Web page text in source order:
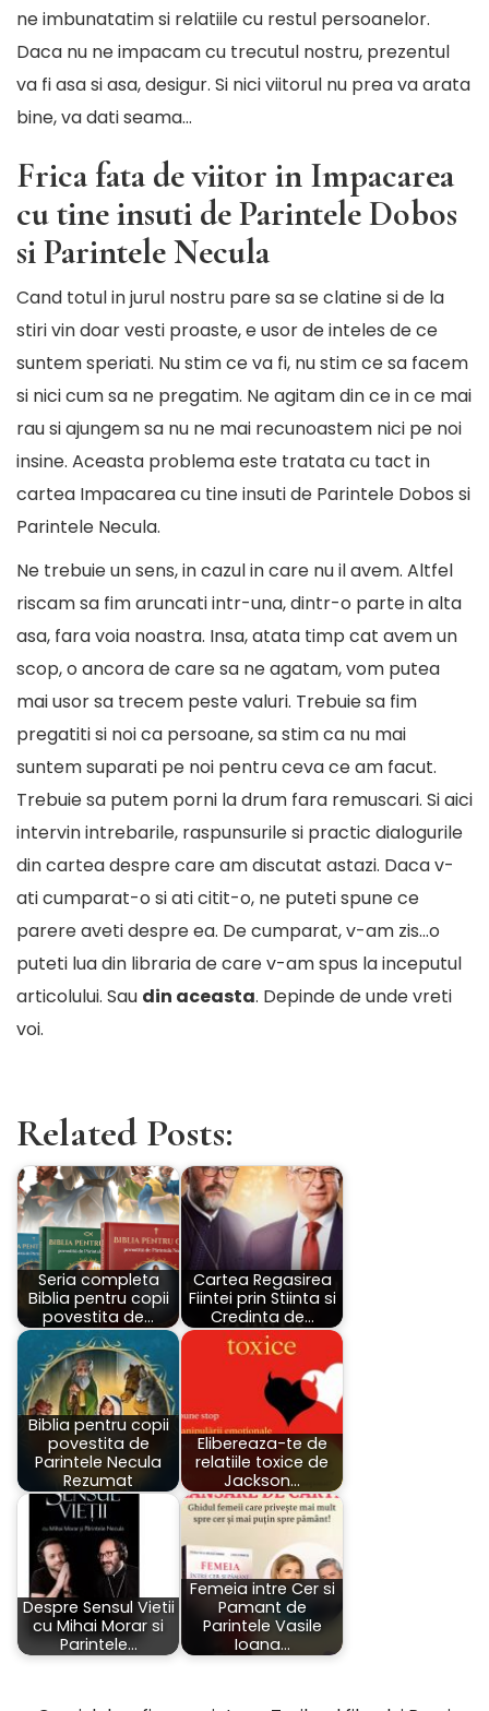
ne imbunatatim si relatiile cu restul persoanelor.
Daca nu ne impacam cu trecutul nostru, prezentul
va fi asa si asa, desigur. Si nici viitorul nu prea va arata
bine, va dati seama…
Frica fata de viitor in Impacarea
cu tine insuti de Parintele Dobos
si Parintele Necula
Cand totul in jurul nostru pare sa se clatine si de la
stiri vin doar vesti proaste, e usor de inteles de ce
suntem speriati. Nu stim ce va fi, nu stim ce sa facem
si nici cum sa ne pregatim. Ne agitam din ce in ce mai
rau si ajungem sa nu ne mai recunoastem nici pe noi
insine. Aceasta problema este tratata cu tact in
cartea Impacarea cu tine insuti de Parintele Dobos si
Parintele Necula.
Ne trebuie un sens, in cazul in care nu il avem. Altfel
riscam sa fim aruncati intr-una, dintr-o parte in alta
asa, fara voia noastra. Insa, atata timp cat avem un
scop, o ancora de care sa ne agatam, vom putea
mai usor sa trecem peste valuri. Trebuie sa fim
pregatiti si noi ca persoane, sa stim ca nu mai
suntem suparati pe noi pentru ceva ce am facut.
Trebuie sa putem porni la drum fara remuscari. Si aici
intervin intrebarile, raspunsurile si practic dialogurile
din cartea despre care am discutat astazi. Daca v-
ati cumparat-o si ati citit-o, ne puteti spune ce
parere aveti despre ea. De cumparat, v-am zis…o
puteti lua din libraria de care v-am spus la inceputul
articolului. Sau din aceasta. Depinde de unde vreti
voi.
Related Posts:
Seria completa
Biblia pentru copii
povestita de…
Cartea Regasirea
Fiintei prin Stiinta si
Credinta de…
Biblia pentru copii
povestita de
Parintele Necula
Rezumat
Elibereaza-te de
relatiile toxice de
Jackson…
Despre Sensul Vietii
cu Mihai Morar si
Parintele…
Femeia intre Cer si
Pamant de
Parintele Vasile
Ioana…